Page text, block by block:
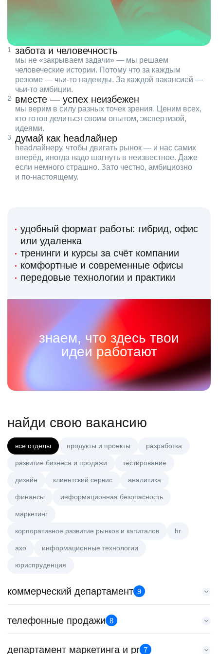
забота и человечность
мы не «закрываем задачи» — мы решаем
человеческие истории. Потому что за каждым
резюме — чьи‑то надежды. За каждой вакансией —
чьи‑то амбиции.
вместе — успех неизбежен
мы верим в силу разных точек зрения. Ценим всех,
кто готов делиться своим опытом, экспертизой,
идеями.
думай как headлайнер
headлайнеру, чтобы двигать рынок — и нас самих
вперёд, иногда надо шагнуть в неизвестное. Даже
если немного страшно. Зато честно, амбициозно
и по‑настоящему.
удобный формат работы: гибрид, офис
или удаленка
тренинги и курсы за счёт компании
комфортные и современные офисы
передовые технологии и практики
знаем, что здесь твои
идеи работают
найди свою вакансию
все отделы продукты и проекты разработка
развитие бизнеса и продажи тестирование
дизайн клиентский сервис аналитика
финансы информационная безопасность
маркетинг
корпоративное развитие рынков и капиталов hr
axo информационные технологии
юриспруденция
коммерческий департамент 9
Тренер по развитию компетенций продаж
HeadHunter::Коммерческий департамент
з/п не указана
телефонные продажи 8
Менеджер по продажам в сегменте среднего и крупного
департамент маркетинга и pr 7